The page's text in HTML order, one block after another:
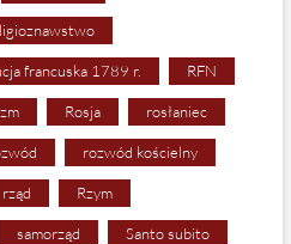
francuska 1789 r. RFN
Rosja rosłaniec
rozwód kościelny
rząd Rzym
samorząd Santo subito